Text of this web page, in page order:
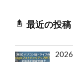
最近の投稿